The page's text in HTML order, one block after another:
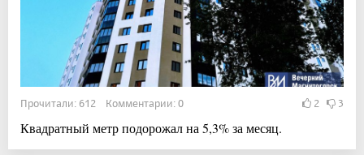
Прочитали: 612 Комментарии: 0 2 3
Квадратный метр подорожал на 5,3% за месяц.